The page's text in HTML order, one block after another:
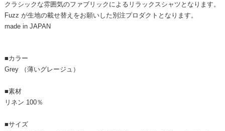
クラシックな雰囲気のファブリックによるリラックスシャツとなります。
Fuzz が生地の載せ替えをお願いした別注プロダクトとなります。
made in JAPAN
■カラー
Grey （薄いグレージュ）
■素材
リネン 100％
■サイズ